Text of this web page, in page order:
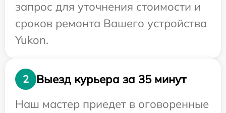
запрос для уточнения стоимости и
сроков ремонта Вашего устройства
Yukon.
2
Выезд курьера за 35 минут
Наш мастер приедет в оговоренные